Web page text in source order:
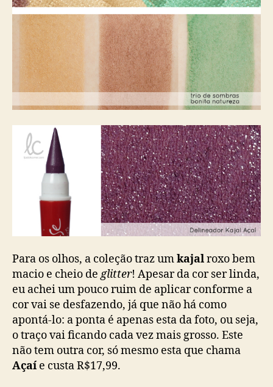
Para os olhos, a coleção traz umkajalroxo bem
macio e cheio deglitter! Apesar da cor ser linda,
eu achei um pouco ruim de aplicar conforme a
cor vai se desfazendo, já que não há como
apontá-lo: a ponta é apenas esta da foto, ou seja,
o traço vai ficando cada vez mais grosso. Este
não tem outra cor, só mesmo esta que chama
Açaíe custa R$17,99.